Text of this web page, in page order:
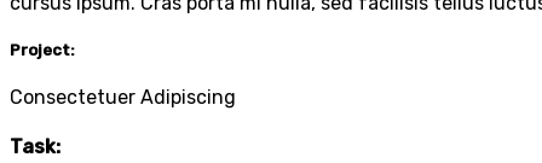
Project:
Consectetuer Adipiscing
Task: